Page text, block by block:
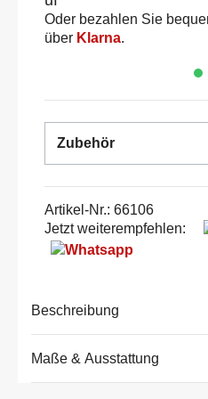
Oder bezahlen Sie
über Klarna.
Zubehör
Artikel-Nr.: 66106
Jetzt weiterempfehlen:
Beschreibung
Maße & Ausstattung